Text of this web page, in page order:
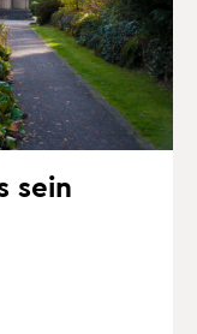
sein